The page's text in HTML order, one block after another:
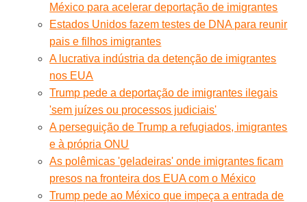
México para acelerar deportação de imigrantes
Estados Unidos fazem testes de DNA para reunir
pais e filhos imigrantes
A lucrativa indústria da detenção de imigrantes
nos EUA
Trump pede a deportação de imigrantes ilegais
'sem juízes ou processos judiciais'
A perseguição de Trump a refugiados, imigrantes
e à própria ONU
As polêmicas 'geladeiras' onde imigrantes ficam
presos na fronteira dos EUA com o México
Trump pede ao México que impeça a entrada de